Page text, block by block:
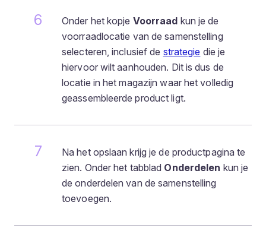
Onder het kopje Voorraad kun je de
voorraadlocatie van de samenstelling
selecteren, inclusief de strategie die je
hiervoor wilt aanhouden. Dit is dus de
locatie in het magazijn waar het volledig
geassembleerde product ligt.
Na het opslaan krijg je de productpagina te
zien. Onder het tabblad Onderdelen kun je
de onderdelen van de samenstelling
toevoegen.